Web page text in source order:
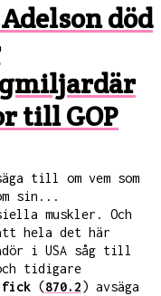
Adelson död
till GOP
till om vem som
sin...
muskler. Och
hela det här
i USA såg till
tidigare
fick (870.2) avsäga